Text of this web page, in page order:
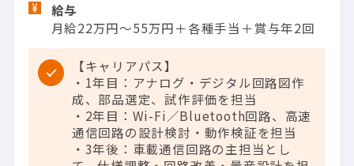
給与
月給22万円～55万円＋各種手当＋賞与年2回
【キャリアパス】
・1年目：アナログ・デジタル回路図作
成、部品選定、試作評価を担当
・2年目：Wi-Fi／Bluetooth回路、高速
通信回路の設計検討・動作検証を担当
・3年後：車載通信回路の主担当とし